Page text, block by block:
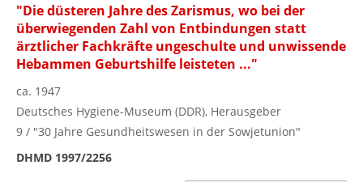
"Die düsteren Jahre des Zarismus, wo bei der
überwiegenden Zahl von Entbindungen statt
ärztlicher Fachkräfte ungeschulte und unwissende
Hebammen Geburtshilfe leisteten ..."
ca. 1947
Deutsches Hygiene-Museum (DDR), Herausgeber
9 / "30 Jahre Gesundheitswesen in der Sowjetunion"
DHMD 1997/2256